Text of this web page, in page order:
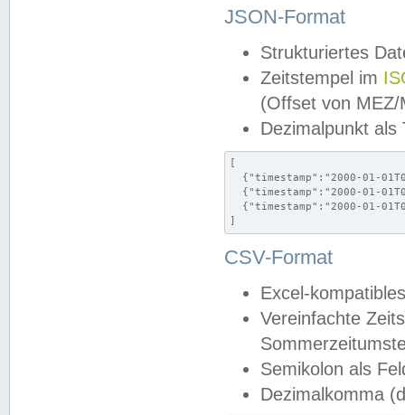
JSON-Format
Strukturiertes
Zeitstempel im
(Offset von MEZ/
Dezimalpunkt als
[
{"timestamp":"2000-01-
{"timestamp":"2000-01-
{"timestamp":"2000-01-
]
CSV-Format
Excel-
Vereinfachte
Semikolon als
Dezimalkomma